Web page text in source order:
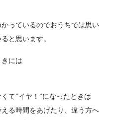
かっているのでおうちでは思い
と思います。
には
て”イヤ！”になったときは
る時間をあげたり、違う方へ